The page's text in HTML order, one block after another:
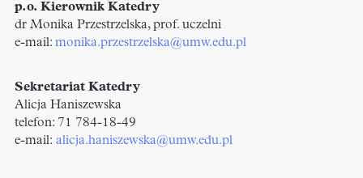
p.o. Kierownik Katedry
dr Monika Przestrzelska, prof. uczelni
e-mail: monika.przestrzelska@umw.edu.pl
Sekretariat Katedry
Alicja Haniszewska
telefon: 71 784-18-49
e-mail: alicja.haniszewska@umw.edu.pl